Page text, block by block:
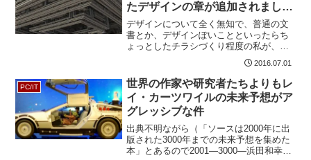
たデザインの章が追加されまし
た。みんな買え！
デザインについて全く無知で、普通の文
書とか、デザインぽいことといったらち
ょっとしたチラシづくり程度の私が、こ
れを読んで度肝を抜かれた本。みなさん
も同様のようで、版を重ねて第4版発売と
なりました。デザインを基礎からしっか
り身につけよう！あのノ...
2016.07.01
PC/IT
世界の作家や研究者たちよりもレ
イ・カーツワイルの未来予想がア
グレッシブな件
出典不明ながら（「ソースは2000年に出
版された3000年までの未来予想を集めた
本」とあるので2001―3000―浜田和幸と